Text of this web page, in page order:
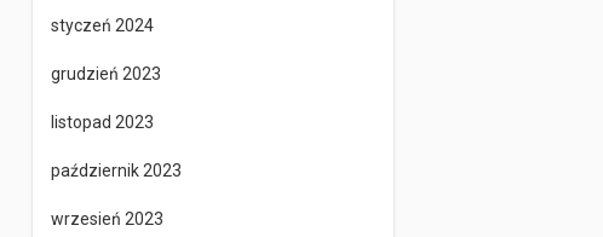
styczeń 2024
grudzień 2023
listopad 2023
październik 2023
wrzesień 2023